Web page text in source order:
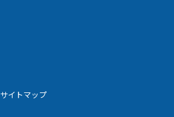
サイトマップ